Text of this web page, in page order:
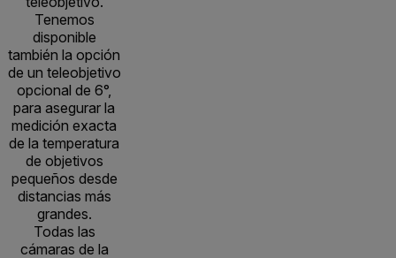
Tenemos
disponible
también la opción
de un teleobjetivo
opcional de 6°,
para asegurar la
medición exacta
de la temperatura
de objetivos
pequeños desde
distancias más
grandes.
Todas las
cámaras de la